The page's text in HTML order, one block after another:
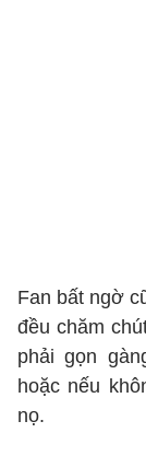
Fan bất ngờ
đều chăm
phải gọn
hoặc nếu
nọ.